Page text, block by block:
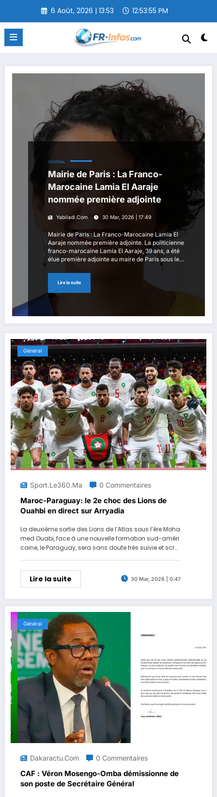
contenu
6 Août, 2026 | 13:53 12:53:56 PM
GÉNÉRAL
Mairie de Paris : La Franco-
Marocaine Lamia El Aaraje
nommée première adjointe
Yabiladi.com 30 Mar, 2026 | 17:49
Mairie de Paris : La Franco-Marocaine Lamia El
Aaraje nommée première adjointe. La politicienne
franco-marocaine Lamia El Aaraje, 39 ans, a été
élue première adjointe au maire de Paris sous le
nouveau maire Emmanuel Grégoire, a rapporté
Lire la suite
Général
Sport.le360.ma 0 Commentaires
Maroc-Paraguay: le 2e choc des Lions de
Ouahbi en direct sur Arryadia
La deuxième sortie des Lions de l’Atlas sous l’ère Moha
med Ouabi, face à une nouvelle formation sud-améri
caine, le Paraguay, sera sans doute très suivie et scrut
Lire la suite 30 Mar, 2026 | 0:47
Général
Dakaractu.com 0 Commentaires
CAF : Véron Mosengo-Omba démissionne de
son poste de Secrétaire Général